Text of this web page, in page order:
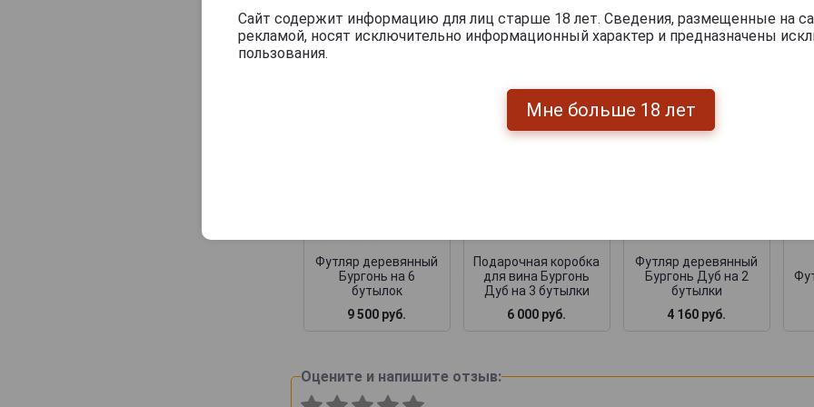
Деревянные ящики
Футляр деревянный
Бургонь на 6
бутылок
9 500 руб.
Подарочная коробка
для вина Бургонь
Дуб на 3 бутылки
6 000 руб.
Футляр деревянный
Бургонь Дуб на 2
бутылки
4 160 руб.
Оцените и напишите отзыв:
Сайт содержит информацию для лиц старше 18 лет. Сведения, размещенные на
рекламой, носят исключительно информационный характер и предназначены
пользования.
Мне больше 18 лет